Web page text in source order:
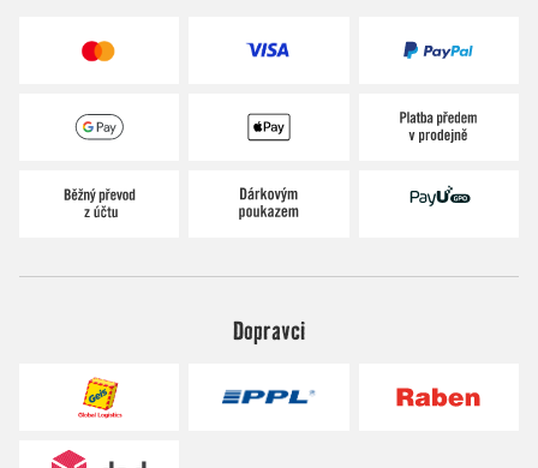
Dopravci